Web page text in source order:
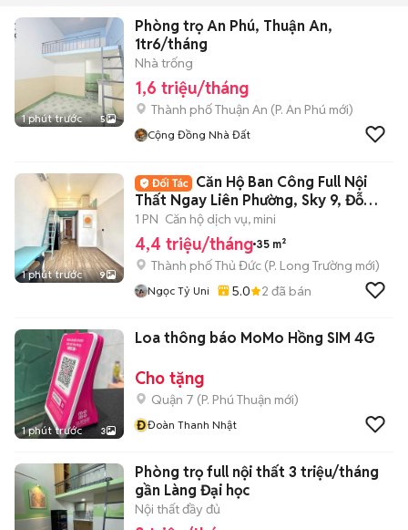
1 phút trước 5
Phòng trọ An Phú, Thuận An,
1tr6/tháng
Nhà trống
1,6 triệu/tháng
Thành phố Thuận An (P. An Phú mới)
Cộng Đồng Nhà Đất
1 phút trước 9
Căn Hộ Ban Công Full Nội
Thất Ngay Liên Phường, Sky 9, Đỗ
Xuân Hợp
1 PN Căn hộ dịch vụ, mini
4,4 triệu/tháng 35 m²
Thành phố Thủ Đức (P. Long Trường mới)
Ngọc Tỷ Uni 5.0 2 đã bán
1 phút trước 3
Loa thông báo MoMo Hồng SIM 4G
Cho tặng
Quận 7 (P. Phú Thuận mới)
ĐĐoàn Thanh Nhật
Phòng trọ full nội thất 3 triệu/tháng
gần Làng Đại học
Nội thất đầy đủ